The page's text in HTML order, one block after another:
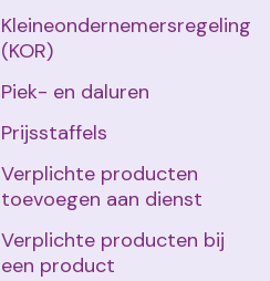
Kleineondernemersregeling
(KOR)
Piek- en daluren
Prijsstaffels
Verplichte producten
toevoegen aan dienst
Verplichte producten bij
een product